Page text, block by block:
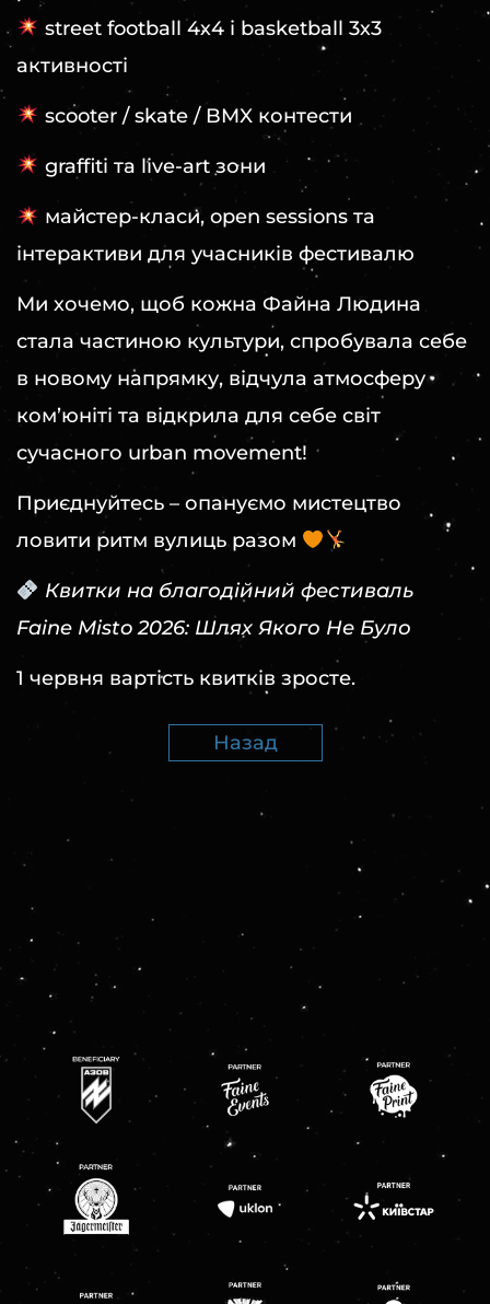
street football 4х4 і basketball 3х3
активності
scooter / skate / BMX контести
graffiti та live-art зони
майстер-класи, open sessions та
інтерактиви для учасників фестивалю
Ми хочемо, щоб кожна Файна Людина
стала частиною культури, спробувала себе
в новому напрямку, відчула атмосферу
ком’юніті та відкрила для себе світ
сучасного urban movement!
Приєднуйтесь – опануємо мистецтво
ловити ритм вулиць разом
Квитки на благодійний фестиваль
Faine Misto 2026: Шлях Якого Не Було
1 червня вартість квитків зросте.
Назад